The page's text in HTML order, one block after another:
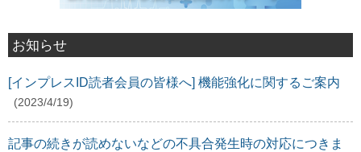
お知らせ
[インプレスID読者会員の皆様へ] 機能強化に関するご案内
(2023/4/19)
記事の続きが読めないなどの不具合発生時の対応につきま